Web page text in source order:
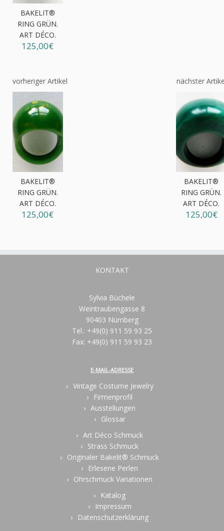
BAKELIT®
RING GRÜN.
ART DÉCO.
125,00€
vorheriger Artikel
BAKELIT®
RING GRÜN.
ART DÉCO.
125,00€
nächster
BAKELIT®
RING GRÜN.
ART DÉCO.
125,00€
KONTAKT
Sylvia Büchele
Weintraubengasse 8
90403 Nürnberg
Tel.: +49(0) 911 59 93 25
Fax: +49(0) 911 59 93 23
E-MAIL-ADRESSE
Vintage Costume Jewelry
Firmenprofil
Ausstellungen
Glossar
Art Déco Schmuck
Strass Schmuck
Originaler Bakelit® Schmuck
Erlesene Perlen
Ohrschmuck Variationen
Katalog
Impressum
Datenschutzerklärung